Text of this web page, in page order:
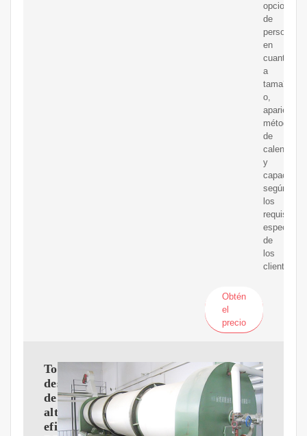
opciones
de
en
cuanto
a
tama?
o,
apariencia,
método
de
y
capacidad
según
los
requisitos
de
los
clientes.
Obtén
el
precio
Tostadora-
desolventizadora
de
alta
eficiencia